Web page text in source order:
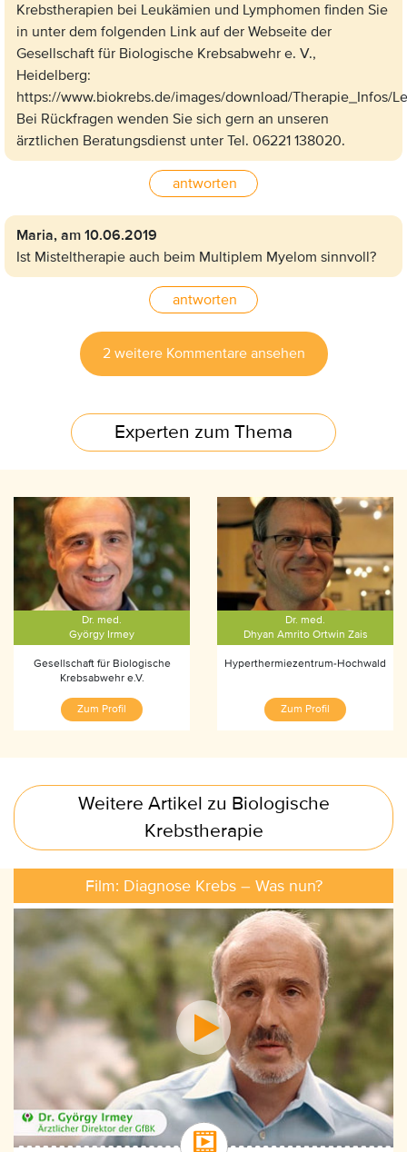
Krebstherapien bei Leukämien und Lymphomen finden Sie
in unter dem folgenden Link auf der Webseite der
Gesellschaft für Biologische Krebsabwehr e. V.,
Heidelberg:
https://www.biokrebs.de/images/download/Therapie_Infos/
Bei Rückfragen wenden Sie sich gern an unseren
ärztlichen Beratungsdienst unter Tel. 06221 138020.
antworten
Maria, am 10.06.2019
Ist Misteltherapie auch beim Multiplem Myelom sinnvoll?
antworten
2 weitere Kommentare ansehen
Experten zum Thema
Dr. med.
György Irmey
Gesellschaft für Biologische
Krebsabwehr e.V.
Zum Profil
Dr. med.
Dhyan Amrito Ortwin Zais
Hyperthermiezentrum-Hochwald
Zum Profil
Weitere Artikel zu Biologische
Krebstherapie
Film: Diagnose Krebs – Was nun?